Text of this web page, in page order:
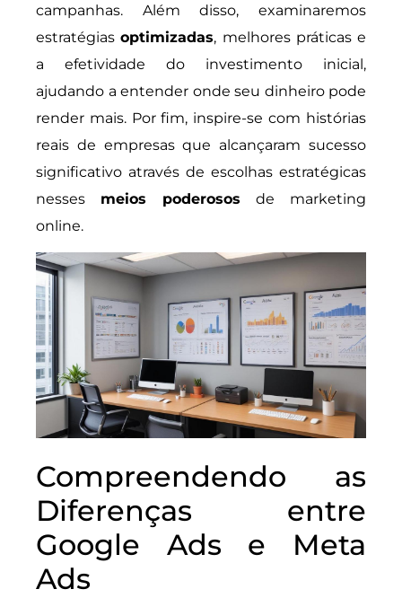
campanhas. Além disso, examinaremos
estratégiasoptimizadas, melhores práticas e
a efetividade do investimento inicial,
ajudando a entender onde seu dinheiro pode
render mais. Por fim, inspire-se com histórias
reais de empresas que alcançaram sucesso
significativo através de escolhas estratégicas
nesses meios poderosos de marketing
online.
Compreendendo as
Diferenças entre
Google Ads e Meta
Ads